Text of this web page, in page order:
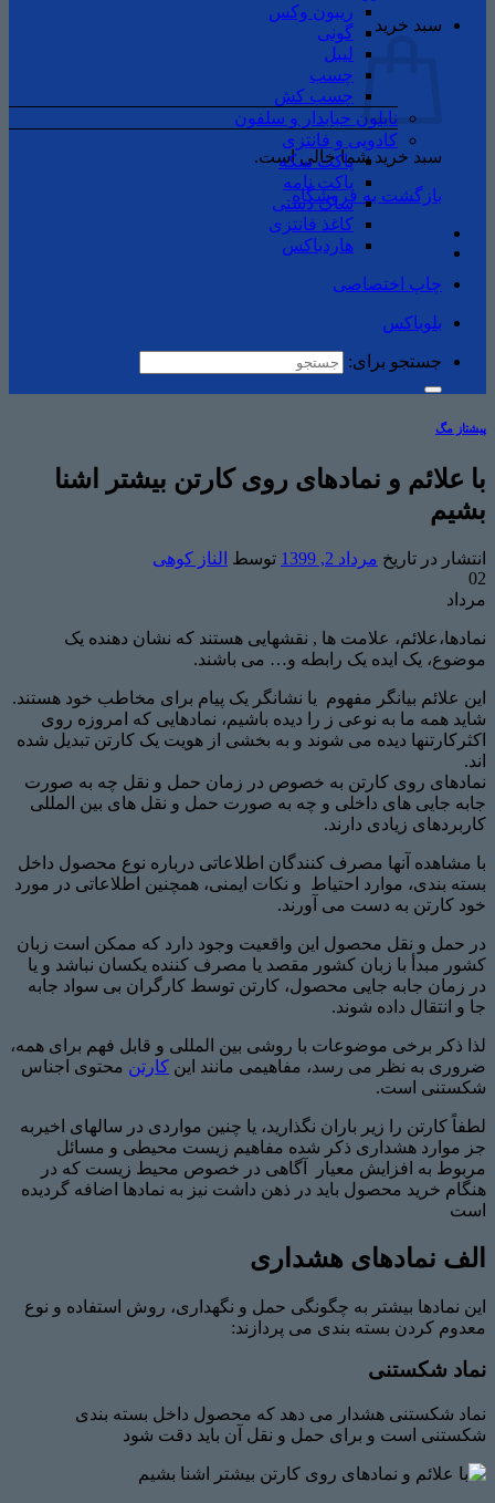
سبد خرید
سبد خرید شما خالی است.
بازگشت به فروشگاه
ریبون وکس
گونی
لیبل
چسب
چسب ‌کش
نایلون حبابدار و سلفون
کادویی و فانتزی
پاکت سکه
پاکت نامه
ساک دستی
کاغذ فانتزی
هاردباکس
چاپ اختصاصی
بلوباکس
جستجو برای:
پیشتاز مگ
با علائم و نمادهای روی کارتن بیشتر اشنا
بشیم
انتشار در تاریخ مرداد 2, 1399 توسط الناز کوهی
02
مرداد
نمادها،علائم، علامت ها , نقشهایی هستند که نشان دهنده یک
موضوع، یک ایده یک رابطه و… می باشند.
این علائم بیانگر مفهوم یا نشانگر یک پیام برای مخاطب خود هستند.
شاید همه ما به نوعی ز را دیده باشیم، نمادهایی که امروزه روی
اکثرکارتنها دیده می شوند و به بخشی از هویت یک کارتن تبدیل شده
اند.
نمادهای روی کارتن به خصوص در زمان حمل و نقل چه به صورت
جابه جایی های داخلی و چه به صورت حمل و نقل های بین المللی
کاربردهای زیادی دارند.
با مشاهده آنها مصرف کنندگان اطلاعاتی درباره نوع محصول داخل
بسته بندی، موارد احتیاط و نکات ایمنی، همچنین اطلاعاتی در مورد
خود کارتن به دست می آورند.
در حمل و نقل محصول این واقعیت وجود دارد که ممکن است زبان
کشور مبدأ با زبان کشور مقصد یا مصرف کننده یکسان نباشد و یا
در زمان جابه جایی محصول، کارتن توسط کارگران بی سواد جابه
جا و انتقال داده شوند.
لذا ذکر برخی موضوعات با روشی بین المللی و قابل فهم برای همه،
ضروری به نظر می رسد، مفاهیمی مانند این کارتن محتوی اجناس
شکستنی است.
لطفاً کارتن را زیر باران نگذارید، یا چنین مواردی در سالهای اخیربه
جز موارد هشداری ذکر شده مفاهیم زیست محیطی و مسائل
مربوط به افزایش معیار آگاهی در خصوص محیط زیست که در
هنگام خرید محصول باید در ذهن داشت نیز به نمادها اضافه گردیده
است
الف نمادهای هشداری
این نمادها بیشتر به چگونگی حمل و نگهداری، روش استفاده و نوع
معدوم کردن بسته بندی می پردازند:
نماد شکستنی
نماد شکستنی هشدار می دهد که محصول داخل بسته بندی
شکستنی است و برای حمل و نقل آن باید دقت شود